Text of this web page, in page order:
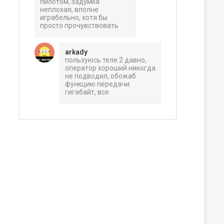
неплохая, вполне
играбельно, хотя бы
просто прочувствовать
arkady
пользуюсь теле 2 давно,
оператор хороший никогда
не подводил, обожаб
функцию передачи
гигабайт, все